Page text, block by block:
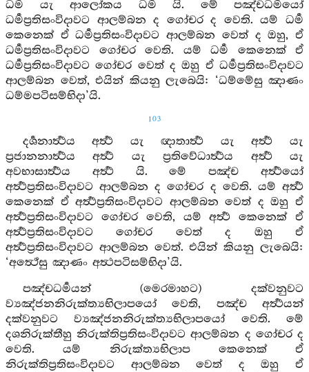
ධර්‍ම යැ ආලෝකය ධර්‍ම යි. මේ පඤ්චධර්‍මයෝ
ධර්‍මප්‍රතිසංවිදාවට ආලම්බන ද ගෝචර ද වෙති. යම් ධර්‍ම
කෙනෙක් ඒ ධර්‍මප්‍රතිසංවිදාවට ආලම්බන වෙත් ද ඔහු, ඒ
ධර්‍මප්‍රතිසංවිදාවට ගෝචර වෙති. යම් ධර්‍ම කෙනෙක් ඒ
ධර්‍මප්‍රතිසංවිදාවට ගෝචර වෙත් ද ඔහු ඒ ධර්‍මප්‍රතිසංවිදාවට
ආලම්බන වෙත්, එයින් කියනු ලැබෙයි: ‘ධම්මේසු ඤාණං
ධම්මපටිසම්භිදා’යි.
103
දර්‍ශනාර්‍ත්‍ථය අර්‍ත්‍ථ යැ ඥාතාර්‍ත්‍ථ යැ අර්‍ත්‍ථ යැ
ප්‍රජානනාර්‍ත්‍ථය අර්‍ත්‍ථ යැ ප්‍රතිවේධාර්‍ත්‍ථය අර්‍ත්‍ථ යැ
අවභාසාර්‍ත්‍ථය අර්‍ත්‍ථ යි. මේ පඤ්ච අර්‍ත්‍ථයෝ
අර්‍ත්‍ථප්‍රතිසංවිදාවට ආලම්බන ද ගෝචර ද වෙති. යම් අර්‍ත්‍ථ
කෙනෙක් ඒ අර්‍ත්‍ථප්‍රතිසංවිදාවට ආලම්බන වෙත් ද ඔහු ඒ
අර්‍ත්‍ථප්‍රතිසංවිදාවට ගෝචර වෙති, යම් අර්‍ත්‍ථ කෙනෙක් ඒ
අර්‍ත්‍ථප්‍රතිසංවිදාවට ගෝචර වෙත් ද ඔහු ඒ
අර්‍ත්‍ථප්‍රතිසංවිදාවට ආලම්බන වෙත්. එයින් කියනු ලැබෙයි:
‘අත්‍ථේසු ඤාණං අත්‍ථපටිසම්භිදා’යි.
පඤ්චධර්‍මයන් (මෙරමාහට) දක්වනුවට
ව්‍යඤ්ජනනිරුක්ත්‍යභිලාපයෝ වෙති, පඤ්ච අර්‍ත්‍ථයන්
දක්වනුවට ව්‍යඤ්ජනනිරුක්ත්‍යභිලාපයෝ වෙති. මේ
දශනිරුක්තීහු නිරුක්තිප්‍රතිසංවිදාවට ආලම්බන ද ගෝචර ද
වෙති. යම් නිරුක්ත්‍යභිලාප කෙනෙක් ඒ
නිරුක්තිප්‍රතිසංවිදාවට ආලම්බන වෙත් ද ඔහු ඒ